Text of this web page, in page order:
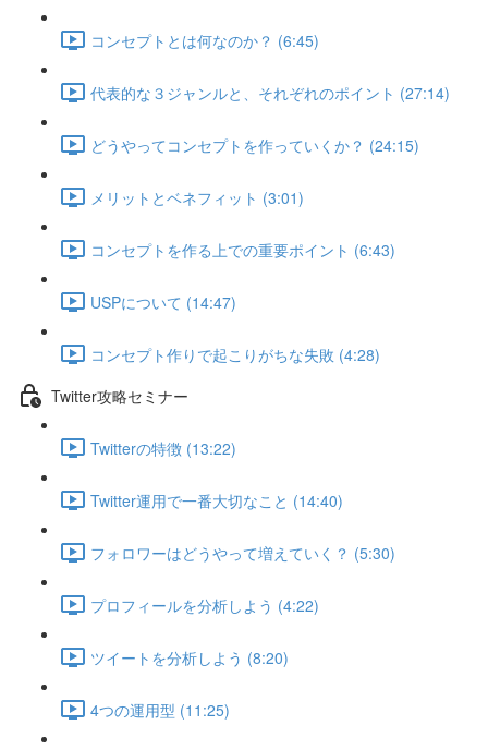
コンセプトとは何なのか？ (6:45)
代表的な３ジャンルと、それぞれのポイント (27:14)
どうやってコンセプトを作っていくか？ (24:15)
メリットとベネフィット (3:01)
コンセプトを作る上での重要ポイント (6:43)
USPについて (14:47)
コンセプト作りで起こりがちな失敗 (4:28)
Twitter攻略セミナー
Twitterの特徴 (13:22)
Twitter運用で一番大切なこと (14:40)
フォロワーはどうやって増えていく？ (5:30)
プロフィールを分析しよう (4:22)
ツイートを分析しよう (8:20)
4つの運用型 (11:25)